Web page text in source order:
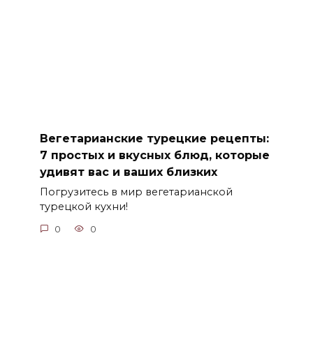
Вегетарианские турецкие рецепты:
7 простых и вкусных блюд, которые
удивят вас и ваших близких
Погрузитесь в мир вегетарианской
турецкой кухни!
0 0